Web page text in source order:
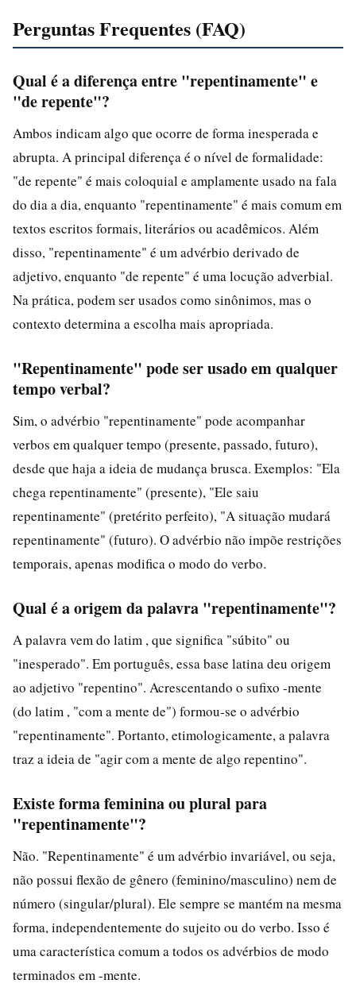
Perguntas Frequentes (FAQ)
Qual é a diferença entre "repentinamente" e
"de repente"?
Ambos indicam algo que ocorre de forma inesperada e
abrupta. A principal diferença é o nível de formalidade:
"de repente" é mais coloquial e amplamente usado na fala
do dia a dia, enquanto "repentinamente" é mais comum em
textos escritos formais, literários ou acadêmicos. Além
disso, "repentinamente" é um advérbio derivado de
adjetivo, enquanto "de repente" é uma locução adverbial.
Na prática, podem ser usados como sinônimos, mas o
contexto determina a escolha mais apropriada.
"Repentinamente" pode ser usado em qualquer
tempo verbal?
Sim, o advérbio "repentinamente" pode acompanhar
verbos em qualquer tempo (presente, passado, futuro),
desde que haja a ideia de mudança brusca. Exemplos: "Ela
chega repentinamente" (presente), "Ele saiu
repentinamente" (pretérito perfeito), "A situação mudará
repentinamente" (futuro). O advérbio não impõe restrições
temporais, apenas modifica o modo do verbo.
Qual é a origem da palavra "repentinamente"?
A palavra vem do latim , que significa "súbito" ou
"inesperado". Em português, essa base latina deu origem
ao adjetivo "repentino". Acrescentando o sufixo -mente
(do latim , "com a mente de") formou-se o advérbio
"repentinamente". Portanto, etimologicamente, a palavra
traz a ideia de "agir com a mente de algo repentino".
Existe forma feminina ou plural para
"repentinamente"?
Não. "Repentinamente" é um advérbio invariável, ou seja,
não possui flexão de gênero (feminino/masculino) nem de
número (singular/plural). Ele sempre se mantém na mesma
forma, independentemente do sujeito ou do verbo. Isso é
uma característica comum a todos os advérbios de modo
terminados em -mente.